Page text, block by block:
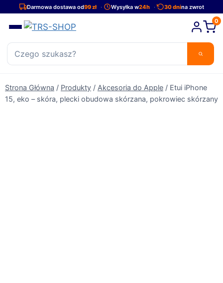
PrzejdźDarmowa dostawa od99 zł Wysyłka w24h 30 dnina zwrot
0
Strona Główna / Produkty / Akcesoria do Apple / Etui iPhone
15, eko – skóra, plecki obudowa skórzana, pokrowiec skórzany